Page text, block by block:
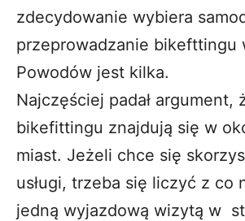
zdecydowanie wybiera
przeprowadzanie bikefttingu
Powodów jest kilka.
Najczęściej padał argument,
bikefittingu znajdują się w
miast. Jeżeli chce się
usługi, trzeba się liczyć z co
jedną wyjazdową wizytą w